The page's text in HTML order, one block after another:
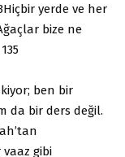
yerde ve her
bize ne
ben bir
da bir ders değil.
gibi